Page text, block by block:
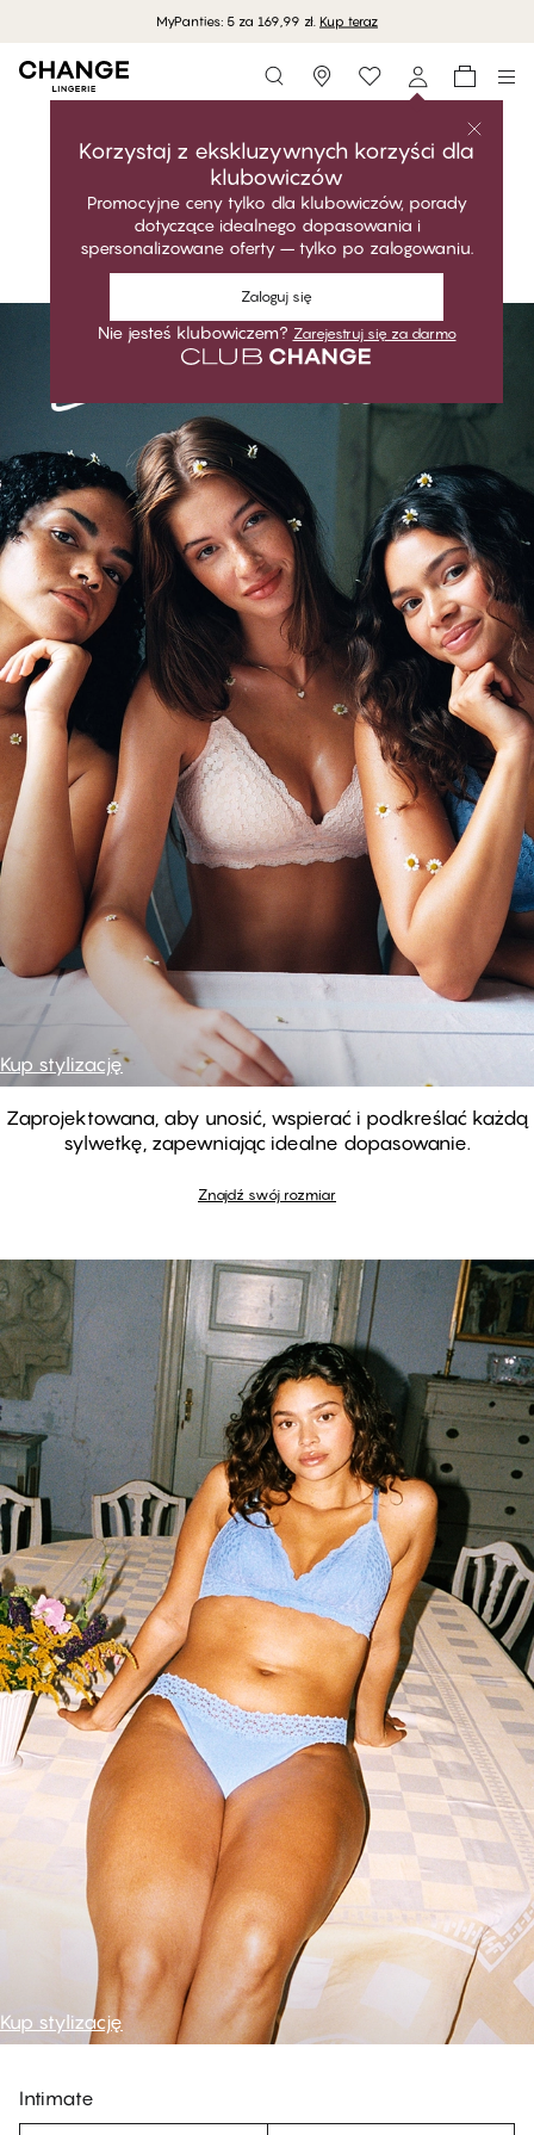
Darmowa dostawa przy zakupach powyżej 250 zł
Storefinder
Korzystaj z ekskluzywnych korzyści dla
klubowiczów
Promocyjne ceny tylko dla klubowiczów, porady
dotyczące idealnego dopasowania i
spersonalizowane oferty – tylko po zalogowaniu.
Zaloguj się
Nie jesteś klubowiczem? Zarejestruj się za darmo
Romantyczny. Miękki. Idealne dopasowanie.
Kup kolekcję
Biustonosz Braletka
#30
DAISY - Black Beauty
Biustonosz Braletka
#30
Kup stylizację
Zaprojektowana, aby unosić, wspierać i podkreślać każdą
sylwetkę, zapewniając idealne dopasowanie.
Znajdź swój rozmiar
DAISY - Pearl Blush
Biustonosz Braletka
Biustonosz Braletka
DAISY - Black Beauty
Biustonosz Braletka
Kup stylizację
Intimate